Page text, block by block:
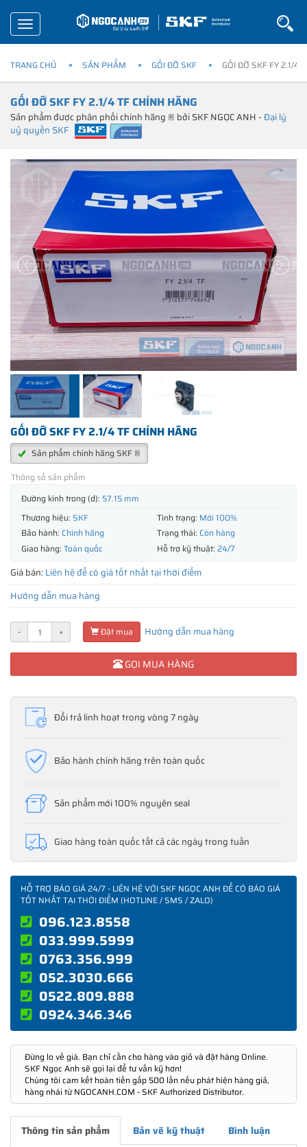
Toggle
navigation
TRANG CHỦ SẢN PHẨM GỐI ĐỠ SKF GỐI ĐỠ SKF FY 2.1/4
GỐI ĐỠ SKF FY 2.1/4 TF CHÍNH HÃNG
Sản phẩm được phân phối chính hãng ® bởi SKF NGỌC ANH -Đại lý
uỷ quyền SKF
GỐI ĐỠ SKF FY 2.1/4 TF CHÍNH HÃNG
Sản phẩm chính hãng SKF ®
Thông số sản phẩm
Đường kính trong (d): 57.15 mm
Thương hiệu: SKF Tình trạng: Mới 100%
Bảo hành: Chính hãng Trạng thái: Còn hàng
Giao hàng: Toàn quốc Hỗ trợ kỹ thuật: 24/7
Giá bán: Liên hệ để có giá tốt nhất tại thời điểm
Hướng dẫn mua hàng
- + Đặt mua Hướng dẫn mua hàng
GỌI MUA HÀNG
Đổi trả linh hoạt trong vòng 7 ngày
Bảo hành chính hãng trên toàn quốc
Sản phẩm mới 100% nguyên seal
Giao hàng toàn quốc tất cả các ngày trong tuần
HỖ TRỢ BÁO GIÁ 24/7 - LIÊN HỆ VỚI SKF NGỌC ANH ĐỂ CÓ BÁO GIÁ
TỐT NHẤT TẠI THỜI ĐIỂM (HOTLINE / SMS / ZALO)
096.123.8558
033.999.5999
0763.356.999
052.3030.666
0522.809.888
0924.346.346
Đừng lo về giá. Bạn chỉ cần cho hàng vào giỏ và đặt hàng Online.
SKF Ngọc Anh sẽ gọi lại để tư vấn kỹ hơn!
Chúng tôi cam kết hoàn tiền gấp 500 lần nếu phát hiện hàng giả,
hàng nhái từ NGOCANH.COM - SKF Authorized Distributor.
Thông tin sản phẩm Bản vẽ kỹ thuật Bình luận